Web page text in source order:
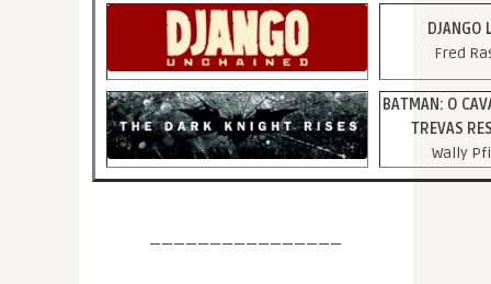
DJANGO
Fred
BATMAN: O
TREVAS
Wally
————————————————